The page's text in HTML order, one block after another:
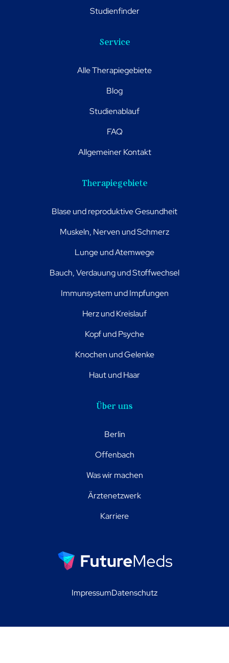
Studienfinder
Service
Alle Therapiegebiete
Blog
Studienablauf
FAQ
Allgemeiner Kontakt
Therapiegebiete
Blase und reproduktive Gesundheit
Muskeln, Nerven und Schmerz
Lunge und Atemwege
Bauch, Verdauung und Stoffwechsel
Immunsystem und Impfungen
Herz und Kreislauf
Kopf und Psyche
Knochen und Gelenke
Haut und Haar
Über uns
Berlin
Offenbach
Was wir machen
Ärztenetzwerk
Karriere
ImpressumDatenschutz